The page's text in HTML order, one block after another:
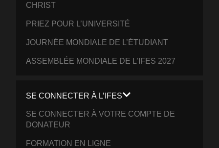
CHRIST
PRIEZ POUR L’UNIVERSITÉ
JOURNÉE MONDIALE DE L’ÉTUDIANT
ASSEMBLÉE MONDIALE DE L’IFES 2027
SE CONNECTER À L’IFES
SE CONNECTER À VOTRE COMPTE DE
DONATEUR
FORMATION EN LIGNE